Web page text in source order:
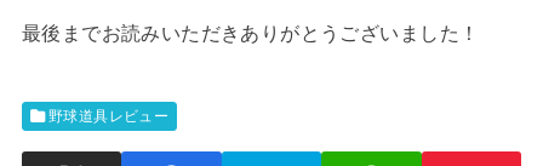
最後までお読みいただきありがとうございました！
野球道具レビュー